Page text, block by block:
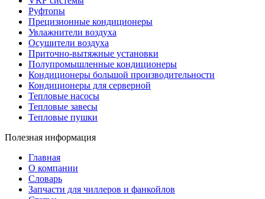
Руфтопы
Прецизионные кондиционеры
Увлажнители воздуха
Осушители воздуха
Приточно-вытяжные установки
Полупромышленные кондиционеры
Кондиционеры большой производительности
Кондиционеры для серверной
Тепловые насосы
Тепловые завесы
Тепловые пушки
Полезная информация
Главная
О компании
Словарь
Запчасти для чиллеров и фанкойлов